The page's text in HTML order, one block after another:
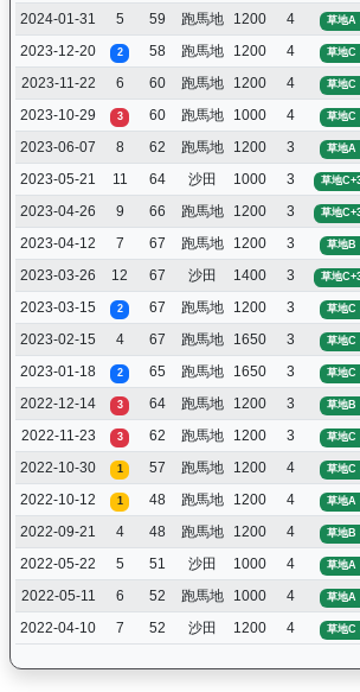
2024-01-31
5 59 跑馬地 1200 4 草地A
2023-12-20
2 58 跑馬地 1200 4 草地C
2023-11-22
6 60 跑馬地 1200 4 草地C
2023-10-29
3 60 跑馬地 1000 4 草地C
2023-06-07
8 62 跑馬地 1200 3 草地A
2023-05-21
11 64 沙田 1000 3 草地
2023-04-26
9 66 跑馬地 1200 3 草地
2023-04-12
7 67 跑馬地 1200 3 草地B
2023-03-26
12 67 沙田 1400 3 草地
2023-03-15
2 67 跑馬地 1200 3 草地C
2023-02-15
4 67 跑馬地 1650 3 草地C
2023-01-18
2 65 跑馬地 1650 3 草地C
2022-12-14
3 64 跑馬地 1200 3 草地B
2022-11-23
3 62 跑馬地 1200 3 草地C
2022-10-30
1 57 跑馬地 1200 4 草地C
2022-10-12
1 48 跑馬地 1200 4 草地A
2022-09-21
4 48 跑馬地 1200 4 草地B
2022-05-22
5 51 沙田 1000 4 草地A
2022-05-11
6 52 跑馬地 1000 4 草地A
2022-04-10
7 52 沙田 1200 4 草地C